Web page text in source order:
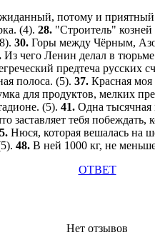
потому и
(4). 28. "Строитель" козней
30. Горы между Чёрным,
Из чего Ленин делал в
предтеча русских
полоса. (5). 37. Красная моя
для продуктов, мелких
(5). 41. Одна тысячная
заставляет тебя побеждать,
Нюся, которая вешалась на
48. В ней 1000 кг, не
ОТВЕТ
Нет отзывов